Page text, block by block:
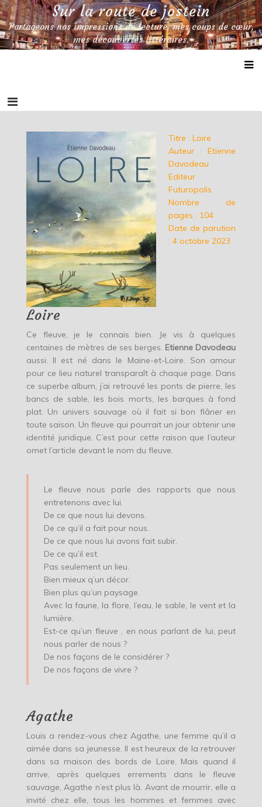
Skip
to
content
Sur la route de jostein
Partageons nos impressions de lecture, mes coups de cœur,
mes découvertes littéraires.
Titre : Loire
Auteur : Etienne
Davodeau
Editeur :
Futuropolis
Nombre de
pages : 104
Date de parution
: 4 octobre 2023
Loire
Ce fleuve, je le connais bien. Je vis à quelques
centaines de mètres de ses berges. Etienne Davodeau
aussi. Il est né dans le Maine-et-Loire. Son amour
pour ce lieu naturel transparaît à chaque page. Dans
ce superbe album, j’ai retrouvé les ponts de pierre, les
bancs de sable, les bois morts, les barques à fond
plat. Un univers sauvage où il fait si bon flâner en
toute saison. Un fleuve qui pourrait un jour obtenir une
identité juridique. C’est pour cette raison que l’auteur
omet l’article devant le nom du fleuve.
Le fleuve nous parle des rapports que nous
entretenons avec lui.
De ce que nous lui devons.
De ce qu’il a fait pour nous.
De ce que nous lui avons fait subir.
De ce qu’il est.
Pas seulement un lieu.
Bien mieux q’un décor.
Bien plus qu’un paysage.
Avec la faune, la flore, l’eau, le sable, le vent et la
lumière.
Est-ce qu’un fleuve , en nous parlant de lui, peut
nous parler de nous ?
De nos façons de le considérer ?
De nos façons de vivre ?
Agathe
Louis a rendez-vous chez Agathe, une femme qu’il a
aimée dans sa jeunesse. Il est heureux de la retrouver
dans sa maison des bords de Loire. Mais quand il
arrive, après quelques errements dans le fleuve
sauvage, Agathe n’est plus là. Avant de mourrir, elle a
invité chez elle, tous les hommes et femmes avec